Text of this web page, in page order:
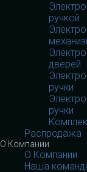
ручкой
дверей
ручки
ручки
Распродажа
О Компании
О Компании
Наша